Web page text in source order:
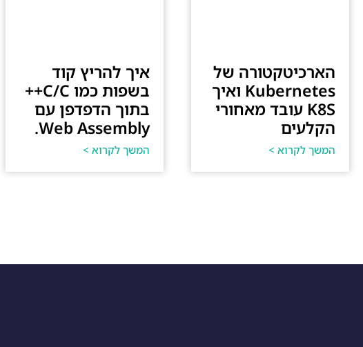
הארכיטקטורה של
Kubernetes ואיך
K8S עובד מאחורי
הקלעים
המשך לקרוא >
איך להריץ קוד
בשפות כמו C/C++
בתוך הדפדפן עם
Web Assembly.
המשך לקרוא >